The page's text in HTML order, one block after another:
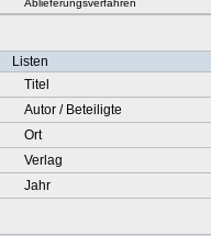
Ablieferungsverfahren
Listen
Titel
Autor / Beteiligte
Ort
Verlag
Jahr